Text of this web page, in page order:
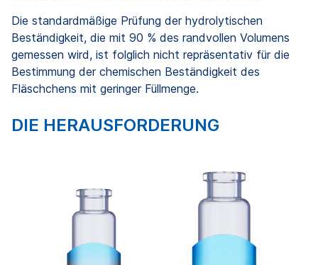
Die standardmäßige Prüfung der hydrolytischen
Beständigkeit, die mit 90 % des randvollen Volumens
gemessen wird, ist folglich nicht repräsentativ für die
Bestimmung der chemischen Beständigkeit des
Fläschchens mit geringer Füllmenge.
DIE HERAUSFORDERUNG